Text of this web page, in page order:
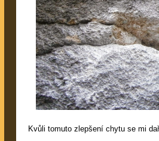
Kvůli tomuto zlepšení chytu se mi